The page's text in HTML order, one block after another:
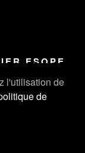
l'utilisation de
de
ESOPE